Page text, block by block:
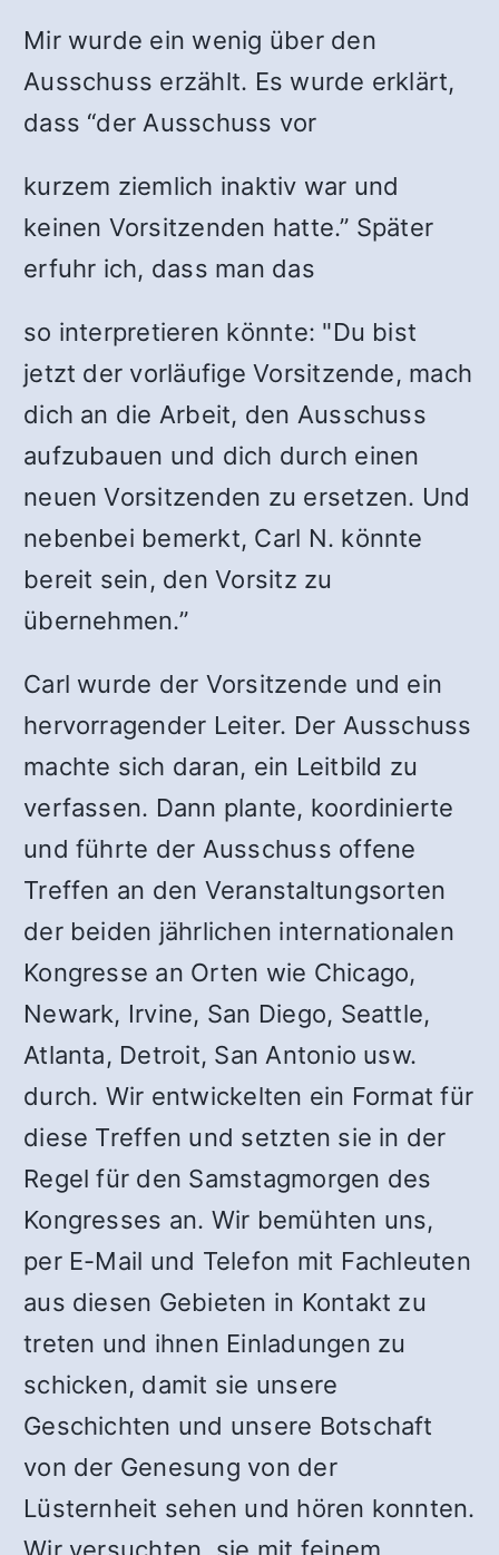
Mir wurde ein wenig über den
Ausschuss erzählt. Es wurde erklärt,
dass “der Ausschuss vor
kurzem ziemlich inaktiv war und
keinen Vorsitzenden hatte.” Später
erfuhr ich, dass man das
so interpretieren könnte: "Du bist
jetzt der vorläufige Vorsitzende, mach
dich an die Arbeit, den Ausschuss
aufzubauen und dich durch einen
neuen Vorsitzenden zu ersetzen. Und
nebenbei bemerkt, Carl N. könnte
bereit sein, den Vorsitz zu
übernehmen.”
Carl wurde der Vorsitzende und ein
hervorragender Leiter. Der Ausschuss
machte sich daran, ein Leitbild zu
verfassen. Dann plante, koordinierte
und führte der Ausschuss offene
Treffen an den Veranstaltungsorten
der beiden jährlichen internationalen
Kongresse an Orten wie Chicago,
Newark, Irvine, San Diego, Seattle,
Atlanta, Detroit, San Antonio usw.
durch. Wir entwickelten ein Format für
diese Treffen und setzten sie in der
Regel für den Samstagmorgen des
Kongresses an. Wir bemühten uns,
per E-Mail und Telefon mit Fachleuten
aus diesen Gebieten in Kontakt zu
treten und ihnen Einladungen zu
schicken, damit sie unsere
Geschichten und unsere Botschaft
von der Genesung von der
Lüsternheit sehen und hören konnten.